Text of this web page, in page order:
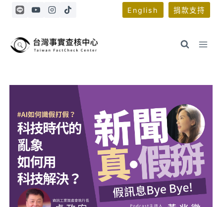
Skip
English 捐款支持